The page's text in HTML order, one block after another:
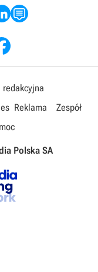
redakcyjna
Reklama
Zespół
Polska SA